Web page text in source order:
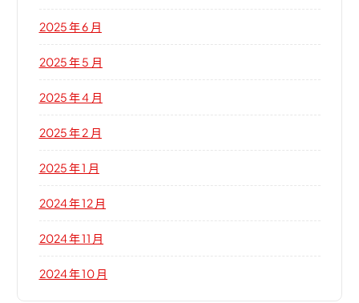
2025 年 6 月
2025 年 5 月
2025 年 4 月
2025 年 2 月
2025 年 1 月
2024 年 12 月
2024 年 11 月
2024 年 10 月